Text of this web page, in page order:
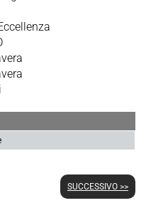
SUCCESSIVO >>